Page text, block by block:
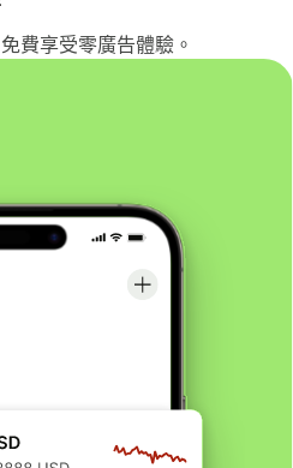
費享受零廣告體驗。